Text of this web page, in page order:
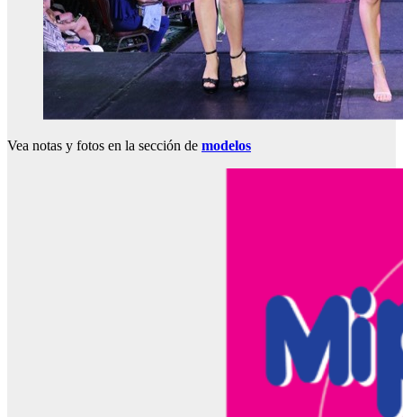
Vea notas y fotos en la sección de modelos